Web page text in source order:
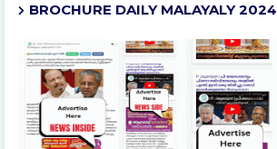
BROCHURE DAILY MALAYALY 2024